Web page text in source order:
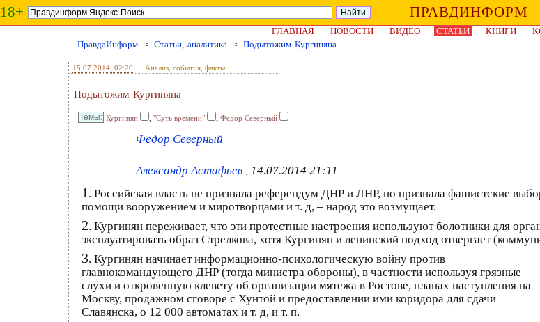
18+ ПРАВДИНФОРМ
ГЛАВНАЯ
НОВОСТИ ВИДЕО СТАТЬИ КНИГИ
ПравдаИнформ ≈ Статьи, аналитика ≈ Подытожим Кургиняна
15.07.2014 , 02:20 Анализ, события, факты
Подытожим Кургиняна
Кургинян , "Суть времени" , Федор Северный
Федор Северный
Александр Астафьев , 14.07.2014 21:11
1 . Российская власть не признала референдум ДНР и ЛНР, но признала фашистские
помощи вооружением и миротворцами и т. д, – народ это возмущает.
2. Кургинян переживает, что эти протестные настроения используют болотники для
эксплуатировать образ Стрелкова, хотя Кургинян и ленинский подход отвергает
3. Кургинян начинает информационно-психологическую войну против
главнокомандующего ДНР (тогда министра обороны), в частности используя грязные
слухи и откровенную клевету об организации мятежа в Ростове, планах наступления на
Москву, продажном сговоре с Хунтой и предоставлении ими коридора для сдачи
Славянска, о 12 000 автоматах и т. д, и т. п.